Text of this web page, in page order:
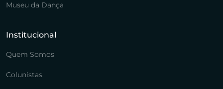
Museu da Dança
Institucional
Quem Somos
Colunistas